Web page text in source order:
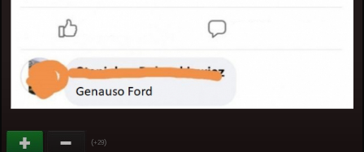
(+29)